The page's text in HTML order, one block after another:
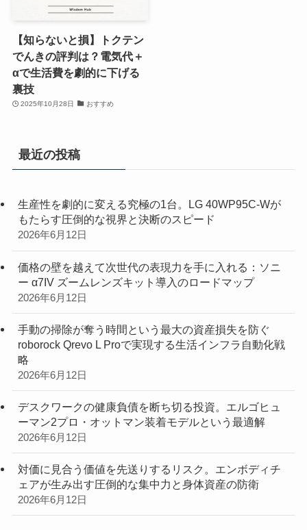
【知らないと損】トクテン
でんきの評判は？電気代＋
αで生活費を劇的に下げる
裏技
2025年10月28日 おすすめ
最近の投稿
生産性を劇的に変える究極の1台。LG 40WP95C-Wが
もたらす圧倒的な視界と決断のスピード
2026年6月12日
価格の壁を越えて次世代の表現力を手に入れる：ソニ
ー α7IV ズームレンズキット導入のロードマップ
2026年6月12日
手動の掃除が奪う時間という最大の資産損失を防ぐ
roborock Qrevo L Proで実現する生活インフラ自動化戦
略
2026年6月12日
デスクワークの健康負債を断ち切る投資。エルゴヒュ
ーマン2プロ・オットマン装着モデルという最適解
2026年6月12日
対価に見合う価値を先送りするリスク。エンボディチ
ェアが生み出す圧倒的な集中力と身体資産の防衛
2026年6月12日